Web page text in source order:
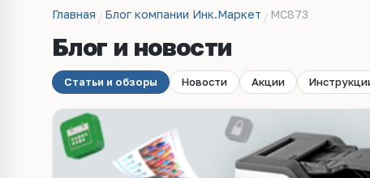
Главная Блог компании Инк.Маркет MC873
Блог и новости
Статьи и обзоры Новости Акции